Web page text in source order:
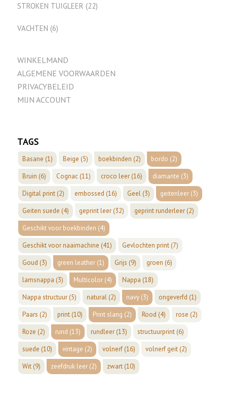
STROKEN TUIGLEER (22)
VACHTEN (6)
WINKELMAND
ALGEMENE VOORWAARDEN
PRIVACYBELEID
MIJN ACCOUNT
TAGS
Basane (1) Beige (5) boekbinden (2) bordo (2)
Bruin (6) Cognac(11) croco leer(16) diamante (3)
Digital print(2) embossed (16) Geel(3) geitenleer(3)
Geiten suede (4) geprint leer(32) geprint runderleer(2)
Geschikt voor boekbinden (4)
Geschikt voor naaimachine (41) Gevlochten print(7)
Goud (3) green leather(1) Grijs (9) groen (6)
lamsnappa (3) Multicolor(4) Nappa (18)
Nappa structuur(5) natural(2) navy(3) ongeverfd (1)
Paars (2) print(10) Print slang (2) Rood (4) rose (2)
Roze (2) rund (13) rundleer(13) structuurprint(6)
suede (10) vintage (2) volnerf(16) volnerf geit(2)
Wit(9) zeefdruk leer(2) zwart(10)